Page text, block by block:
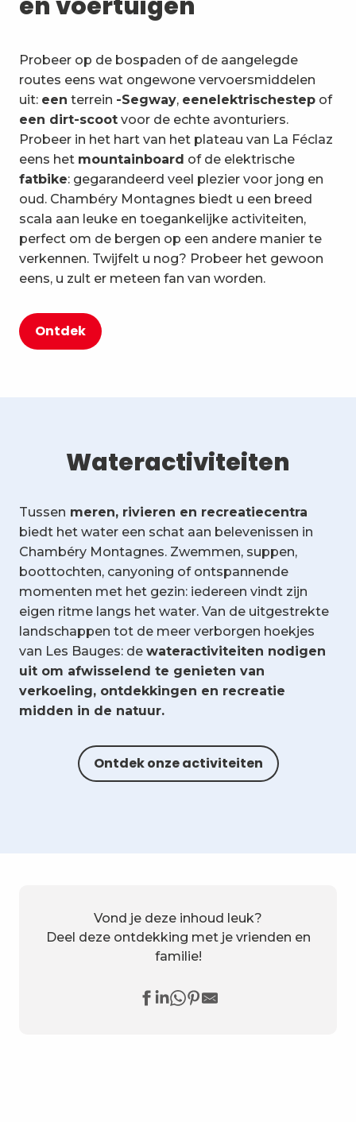
Probeer op de bospaden of de aangelegde
routes eens wat ongewone vervoersmiddelen
uit: een terrein -Segway, eenelektrischestep of
een dirt-scoot voor de echte avonturiers.
Probeer in het hart van het plateau van La Féclaz
eens het mountainboard of de elektrische
fatbike: gegarandeerd veel plezier voor jong en
oud. Chambéry Montagnes biedt u een breed
scala aan leuke en toegankelijke activiteiten,
perfect om de bergen op een andere manier te
verkennen. Twijfelt u nog? Probeer het gewoon
eens, u zult er meteen fan van worden.
Ontdek
Wateractiviteiten
Tussen meren, rivieren en recreatiecentra
biedt het water een schat aan belevenissen in
Chambéry Montagnes. Zwemmen, suppen,
boottochten, canyoning of ontspannende
momenten met het gezin: iedereen vindt zijn
eigen ritme langs het water. Van de uitgestrekte
landschappen tot de meer verborgen hoekjes
van Les Bauges: de wateractiviteiten nodigen
uit om afwisselend te genieten van
verkoeling, ontdekkingen en recreatie
midden in de natuur.
Ontdek onze activiteiten
Vond je deze inhoud leuk?
Deel deze ontdekking met je vrienden en
familie!